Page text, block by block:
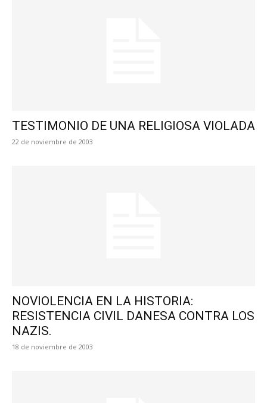
TESTIMONIO DE UNA RELIGIOSA VIOLADA
22 de noviembre de 2003
NOVIOLENCIA EN LA HISTORIA:
RESISTENCIA CIVIL DANESA CONTRA LOS
NAZIS.
18 de noviembre de 2003